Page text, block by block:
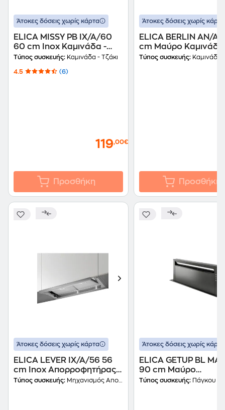
Άτοκες δόσεις χωρίς κάρτα
ELICA MISSY PB IX/A/60
60 cm Inox Καμινάδα -
Τζάκι Απορροφητήρας
Τύπος συσκευής: Καμινάδα - Τζάκι
4.5 (6)
119,00€
Προσθήκη
Άτοκες δόσεις χωρίς κάρτα
ELICA BERLIN AN/
cm Μαύρο Καμινάδα
Τζάκι
Τύπος συσκευής: Καμινάδα
Προσθήκη
Άτοκες δόσεις χωρίς κάρτα
ELICA LEVER IX/A/56 56
cm Inox Απορροφητήρας
Μηχανισμός
Τύπος συσκευής: Μηχανισμός Απορρόφησης
Άτοκες δόσεις χωρίς κάρτα
ELICA GETUP BL
90 cm Μαύρο
Απορροφητήρας
Τύπος συσκευής: Πάγκου